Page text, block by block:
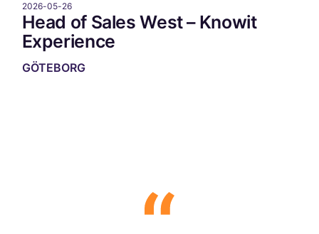
2026-05-26
Head of Sales West – Knowit
Experience
GÖTEBORG